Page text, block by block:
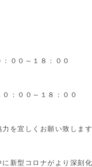
０～１８：００
００～１８：００
を宜しくお願い致します
に新型コロナがより深刻